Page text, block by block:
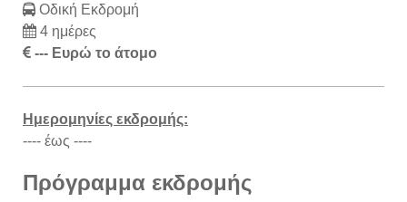
Οδική Εκδρομή
4 ημέρες
--- Ευρώ το άτομο
Ημερομηνίες εκδρομής:
---- έως ----
Πρόγραμμα εκδρομής